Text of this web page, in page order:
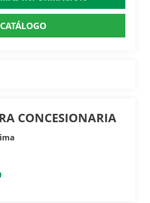
CATÁLOGO
CONCESIONARIA